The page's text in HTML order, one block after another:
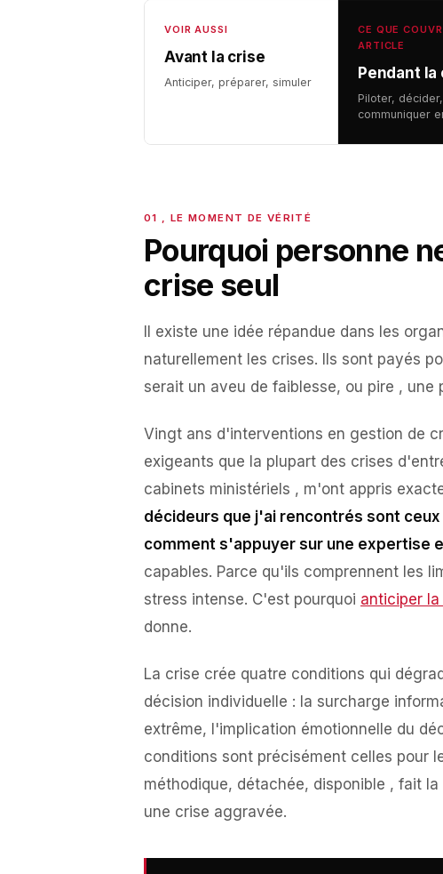
VOIR AUSSI
Avant la crise
Anticiper, préparer, simuler
CE QUE
ARTICLE
Pendant la
Piloter, décider,
communiquer
Pourquoi personne
crise seul
Il existe une idée répandue dans les
naturellement les crises. Ils sont payés
serait un aveu de faiblesse, ou pire , une
Vingt ans d'interventions en gestion de
exigeants que la plupart des crises
cabinets ministériels , m'ont appris
décideurs que j'ai rencontrés sont
comment s'appuyer sur une expertise
capables. Parce qu'ils comprennent les
stress intense. C'est pourquoi anticiper
donne.
La crise crée quatre conditions qui
décision individuelle : la surcharge
extrême, l'implication émotionnelle du
conditions sont précisément celles pour
méthodique, détachée, disponible , fait
une crise aggravée.